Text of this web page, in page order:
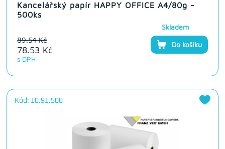
Kancelářský papír HAPPY OFFICE A4/80g -
500ks
89.54 Kč
78.53 Kč
s DPH
Skladem
Do košíku
Kód: 10.91.508